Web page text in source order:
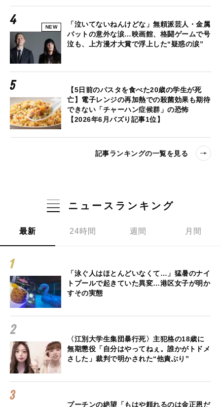
NEW
「泣いてないねんけどな」無頼派芸人・金属
バットの意外な涙…映画館、格闘ゲームで号
泣も、上方漫才大賞で浮上した“疑惑の涙”
【5日前のパスタを食べた20歳の学生が死
亡】電子レンジの再加熱での殺菌効果も期待
できない「チャーハン症候群」の恐怖
【2026年6月バズり記事1位】
記事ランキングの一覧を見る
ニュースランキング
最新 24時間 週間 月間
「泳ぐ人はほとんどいなくて…」猛暑のナイ
トプールで起きていた異変…港区女子が明か
すその実態
〈江別大学生集団暴行死〉主犯格の18歳に
無期懲役「自分はやってねぇ。誰かがトドメ
さした」裁判で明かされた“他責ぶり”
プーチンの絶望「もはや頼れるのは金正恩だ